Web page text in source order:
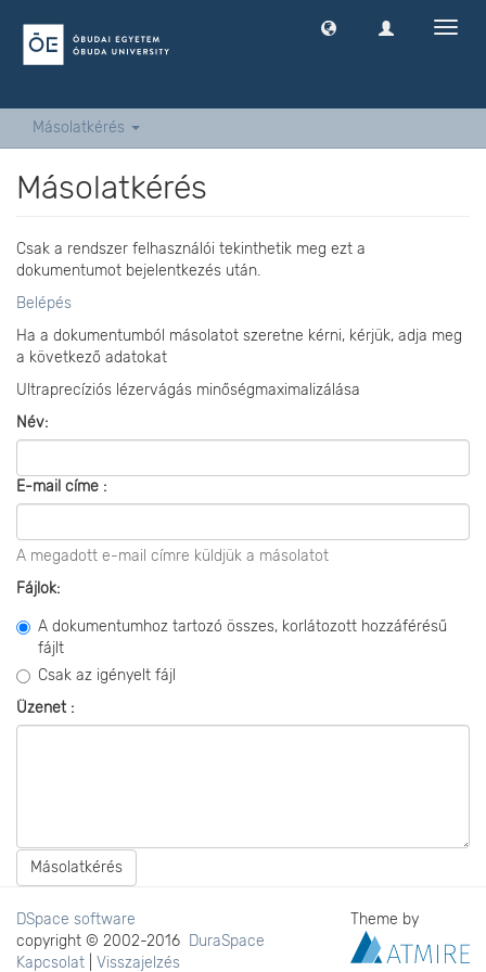
Másolatkérés
Másolatkérés
Csak a rendszer felhasználói tekinthetik meg ezt a
dokumentumot bejelentkezés után.
Belépés
Ha a dokumentumból másolatot szeretne kérni, kérjük, adja meg
a következő adatokat
Ultraprecíziós lézervágás minőségmaximalizálása
Név:
E-mail címe :
A megadott e-mail címre küldjük a másolatot
Fájlok:
A dokumentumhoz tartozó összes, korlátozott hozzáférésű
fájlt
Csak az igényelt fájl
Üzenet :
Másolatkérés
DSpace software
copyright © 2002-2016 DuraSpace
Kapcsolat
Visszajelzés
Theme by